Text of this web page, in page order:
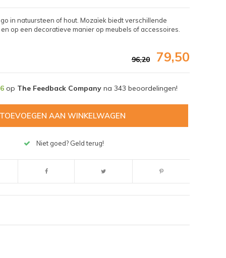
in natuursteen of hout. Mozaïek biedt verschillende
op een decoratieve manier op meubels of accessoires.
96,20 79,50
op The Feedback Companyna 343 beoordelingen!
AAN WINKELWAGEN
Niet goed? Geld terug!